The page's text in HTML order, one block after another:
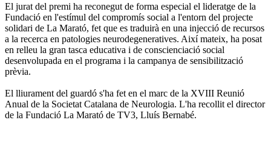
El jurat del premi ha reconegut de forma especial el lideratge de la
Fundació en l'estímul del compromís social a l'entorn del projecte
solidari de La Marató, fet que es traduirà en una injecció de recursos
a la recerca en patologies neurodegeneratives. Així mateix, ha posat
en relleu la gran tasca educativa i de conscienciació social
desenvolupada en el programa i la campanya de sensibilització
prèvia.
El lliurament del guardó s'ha fet en el marc de la XVIII Reunió
Anual de la Societat Catalana de Neurologia. L'ha recollit el director
de la Fundació La Marató de TV3, Lluís Bernabé.